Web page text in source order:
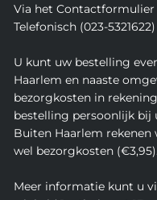
Via het Contactformulier
Telefonisch (023-5321622)
U kunt uw bestelling
Haarlem en naaste
bezorgkosten in
bestelling persoonlijk bij
Buiten Haarlem
wel bezorgkosten
Meer informatie kunt u